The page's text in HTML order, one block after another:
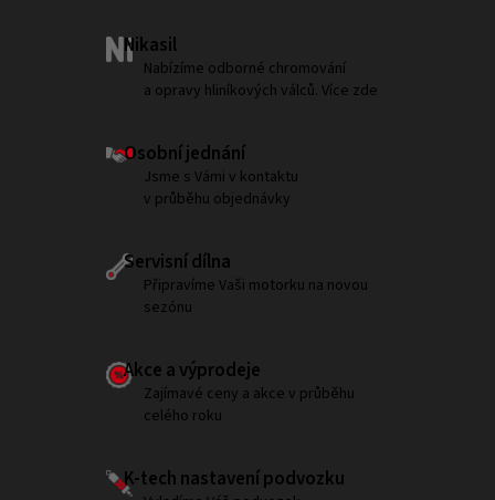
Nikasil
Nabízíme odborné chromování
a opravy hliníkových válců. Více zde
Osobní jednání
Jsme s Vámi v kontaktu
v průběhu objednávky
Servisní dílna
Připravíme Vaši motorku na novou
sezónu
Akce a výprodeje
Zajímavé ceny a akce v průběhu
celého roku
K-tech nastavení podvozku